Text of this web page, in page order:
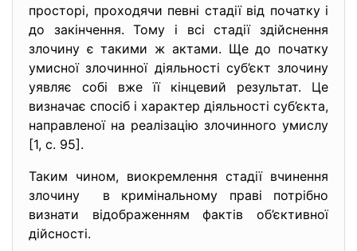
просторі, проходячи певні стадії від початку і
до закінчення. Тому і всі стадії здійснення
злочину є такими ж актами. Ще до початку
умисної злочинної діяльності суб’єкт злочину
уявляє собі вже її кінцевий результат. Це
визначає спосіб і характер діяльності суб’єкта,
направленої на реалізацію злочинного умислу
[1, с. 95].
Таким чином, виокремлення стадії вчинення
злочину в кримінальному праві потрібно
визнати відображенням фактів об’єктивної
дійсності.